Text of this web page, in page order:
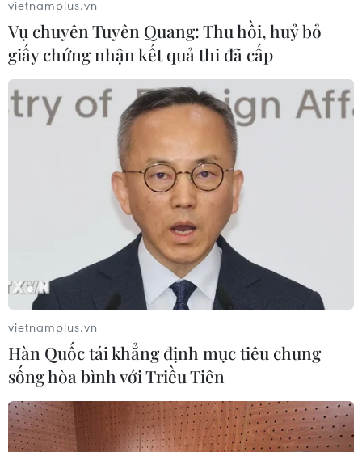
vietnamplus.vn
Vụ chuyên Tuyên Quang: Thu hồi, huỷ bỏ
giấy chứng nhận kết quả thi đã cấp
vietnamplus.vn
Hàn Quốc tái khẳng định mục tiêu chung
sống hòa bình với Triều Tiên